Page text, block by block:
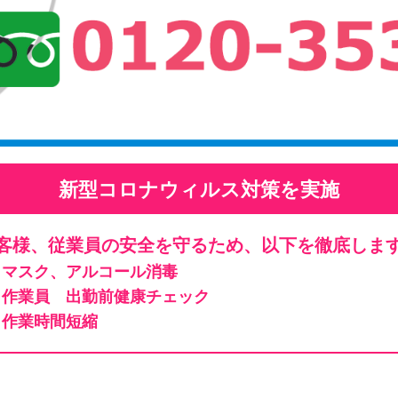
新型コロナウィルス対策を実施
様、従業員の安全を守るため、以下を徹底しま
マスク、アルコール消毒
作業員 出勤前健康チェック
作業時間短縮